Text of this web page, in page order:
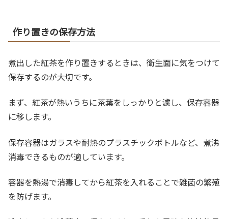
作り置きの保存方法
煮出した紅茶を作り置きするときは、衛生面に気をつけて
保存するのが大切です。
まず、紅茶が熱いうちに茶葉をしっかりと濾し、保存容器
に移します。
保存容器はガラスや耐熱のプラスチックボトルなど、煮沸
消毒できるものが適しています。
容器を熱湯で消毒してから紅茶を入れることで雑菌の繁殖
を防げます。